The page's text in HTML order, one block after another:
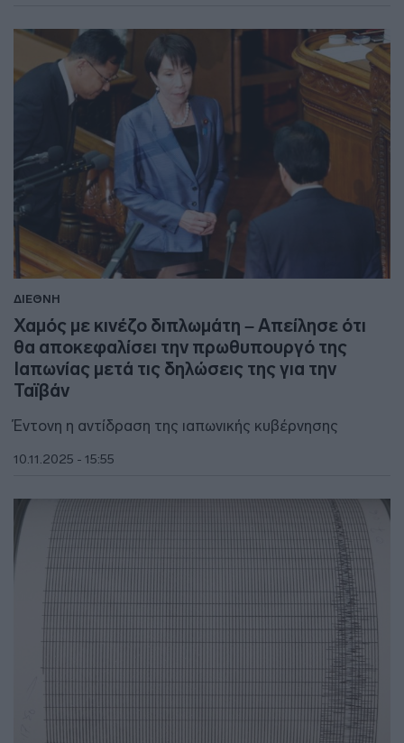
ΔΙΕΘΝΗ
Χαμός με κινέζο διπλωμάτη – Απείλησε ότι
θα αποκεφαλίσει την πρωθυπουργό της
Ιαπωνίας μετά τις δηλώσεις της για την
Ταϊβάν
Έντονη η αντίδραση της ιαπωνικής κυβέρνησης
10.11.2025 - 15:55